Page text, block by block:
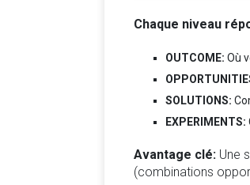
Chaque niveau
OUTCOME: Où
SOLUTIONS:
EXPERIMENTS:
Avantage clé: Une
(combinations